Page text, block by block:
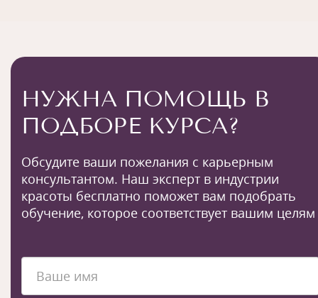
НУЖНА ПОМОЩЬ В
ПОДБОРЕ КУРСА?
Обсудите ваши пожелания с карьерным
консультантом. Наш эксперт в индустрии
красоты бесплатно поможет вам подобрать
обучение, которое соответствует вашим целям